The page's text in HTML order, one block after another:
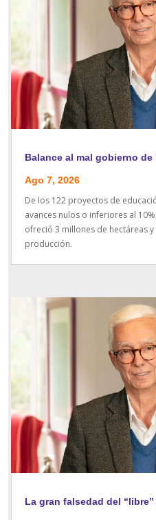
Balance al mal gobierno de
Ago 7, 2026
De los 122 proyectos de
avances nulos o inferiores al
ofreció 3 millones de hectáreas
producción.
La gran falsedad del